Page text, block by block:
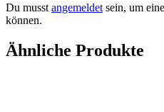
Du musst angemeldet sein, um
können.
Ähnliche Produkte